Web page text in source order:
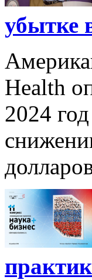
убытке
Health
2024